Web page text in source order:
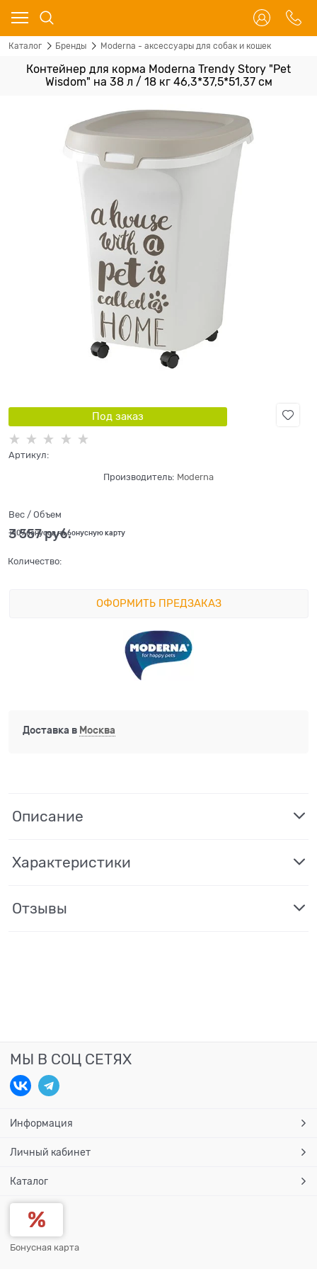
Каталог Бренды Moderna - аксессуары для собак и кошек
Контейнер для корма Moderna Trendy Story "Pet
Wisdom" на 38 л / 18 кг 46,3*37,5*51,37 см
Под заказ
Артикул:
Производитель: Moderna
Вес / Объем
3 557 руб.
+107 бонусов на бонусную карту
Количество:
ОФОРМИТЬ ПРЕДЗАКАЗ
Доставка в Москва
Описание
Характеристики
Отзывы
МЫ В СОЦ СЕТЯХ
Информация
Личный кабинет
Каталог
Бонусная карта